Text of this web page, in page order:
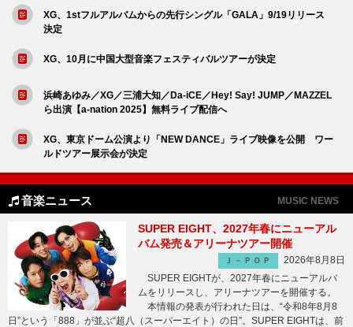
XG、1stフルアルバムからの先行シングル「GALA」9/19リリース
決定
XG、10月に中国大型音楽フェスティバルツアーが決定
浜崎あゆみ／XG／三浦大知／Da-iCE／Hey! Say! JUMP／MAZZEL
ら出演【a-nation 2025】無料ライブ配信へ
XG、東京ドーム公演より「NEW DANCE」ライブ映像を公開 ワー
ルドツアー展示会が決定
音楽ニュース MUSIC NEWS
SUPER EIGHT、2027年春にニューアル
バム発売＆アリーナツアー開催
Ｊ－ＰＯＰ
2026年8月8日
SUPER EIGHTが、2027年春にニューアルバ
ムをリリースし、アリーナツアーを開催する。
本情報の発表が行われた日は、“令和8年8月8
日”という「888」が並ぶ“超八（スーパーエイト）の日”。SUPER EIGHTは、前